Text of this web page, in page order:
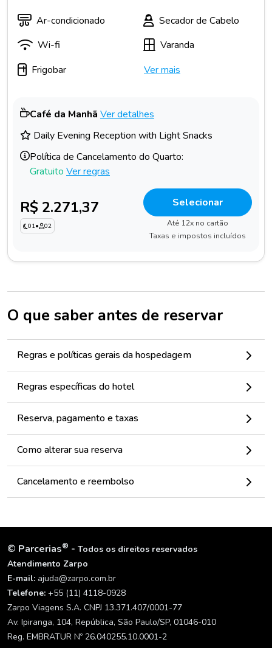
Ar-condicionado
Secador de Cabelo
Wi-fi
Varanda
Frigobar
Ver mais
Café da Manhã Ver detalhes
Daily Evening Reception with Light Snacks
Política de Cancelamento do Quarto:
Gratuito Ver regras
R$ 2.271,37
01• 02
Selecionar
Até 12x no cartão
Taxas e impostos incluídos
O que saber antes de reservar
Regras e políticas gerais da hospedagem
Regras específicas do hotel
Reserva, pagamento e taxas
Como alterar sua reserva
Cancelamento e reembolso
© Parcerias® - Todos os direitos reservados
Atendimento Zarpo
E-mail: ajuda@zarpo.com.br
Telefone: +55 (11) 4118-0928
Zarpo Viagens S.A. CNPJ 13.371.407/0001-77
Av. Ipiranga, 104, República, São Paulo/SP, 01046-010
Reg. EMBRATUR Nº 26.040255.10.0001-2